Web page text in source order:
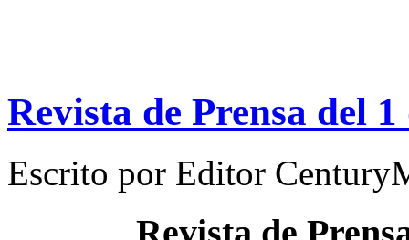
Revista de Prensa del
Escrito por Editor